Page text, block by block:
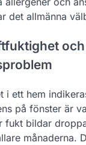
det allmänna
och
i ett hem
på fönster är
fukt bildar
månaderna.